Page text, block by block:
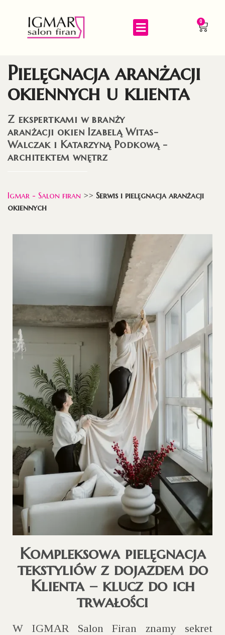
0
Pielęgnacja aranżacji
okiennych u klienta
Z ekspertkami w branży
aranżacji okien Izabelą Witas-
Walczak i Katarzyną Podkową -
architektem wnętrz
Igmar - Salon firan >> Serwis i pielęgnacja aranżacji
okiennych
Kompleksowa pielęgnacja
tekstyliów z dojazdem do
Klienta – klucz do ich
trwałości
W IGMAR Salon Firan znamy sekret